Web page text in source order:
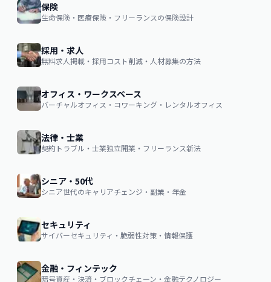
保険
生命保険・医療保険・フリーランスの保険設計
採用・求人
無料求人掲載・採用コスト削減・人材募集の方法
オフィス・ワークスペース
バーチャルオフィス・コワーキング・レンタルオフィス
法律・士業
契約トラブル・士業独立開業・フリーランス新法
シニア・50代
シニア世代のキャリアチェンジ・副業・年金
セキュリティ
サイバーセキュリティ・脆弱性対策・情報保護
金融・フィンテック
暗号資産・決済・ブロックチェーン・金融テクノロジー